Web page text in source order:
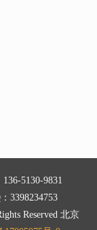
5130-9831
3398234753
Reserved 北京